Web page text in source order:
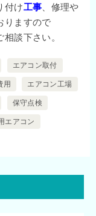
付け工事 、修理や
りますので
談下さい。
エアコン取付
用 エアコン工場
保守点検
エアコン